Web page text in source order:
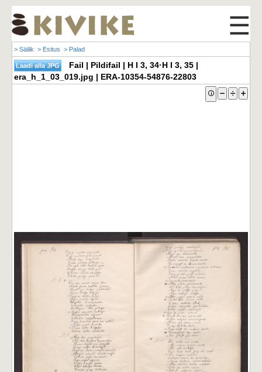
☰
> Säilik > Esitus > Palad
Fail | Pildifail | H I 3, 34·H I 3, 35 |
era_h_1_03_019.jpg | ERA-10354-54876-22803